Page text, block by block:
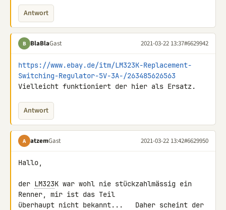
Antwort
B BlaBlaGast 2021-03-22 13:37#6629942
https://www.ebay.de/itm/LM323K-Replacement-
Switching-Regulator-5V-3A-/263485626563
Vielleicht funktioniert der hier als Ersatz.
Antwort
A atzemGast 2021-03-22 13:42#6629950
Hallo,
der LM323K war wohl nie stückzahlmässig ein
Renner, mir ist das Teil
überhaupt nicht bekannt...   Daher scheint der